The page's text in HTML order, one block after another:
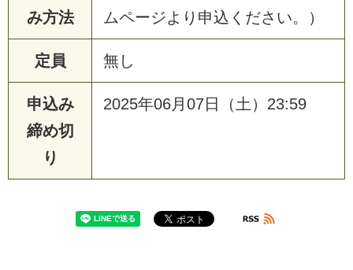
み方法
ムページより申込ください。）
定員 無し
申込み
締め切
り
2025年06月07日（土）23:59